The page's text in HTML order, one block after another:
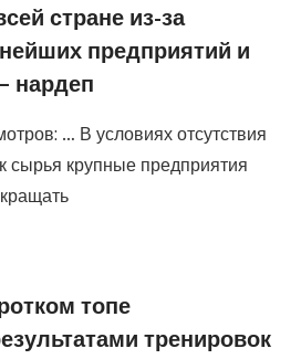
стране из-за
предприятий и
нардеп
… В условиях отсутствия
сырья крупные предприятия
топе
тренировок